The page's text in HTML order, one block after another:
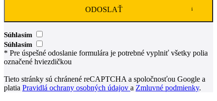
ODOSLAŤ
Súhlasím
Súhlasím
* Pre úspešné odoslanie formulára je potrebné vyplniť všetky polia
označené hviezdičkou
Tieto stránky sú chránené reCAPTCHA a spoločnosťou Google a
platia Pravidlá ochrany osobných údajov a Zmluvné podmienky.